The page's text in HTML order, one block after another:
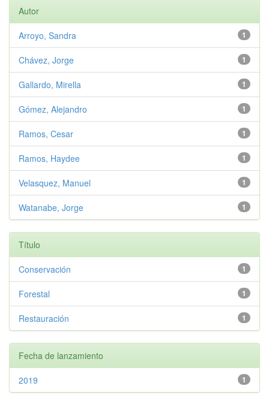
Autor
1
Arroyo, Sandra
1
Chávez, Jorge
1
Gallardo, Mirella
1
Gómez, Alejandro
1
Ramos, Cesar
1
Ramos, Haydee
1
Velasquez, Manuel
1
Watanabe, Jorge
Título
1
Conservación
1
Forestal
1
Restauración
Fecha de lanzamiento
1
2019